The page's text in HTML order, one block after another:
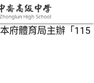
本府體育局主辦「115